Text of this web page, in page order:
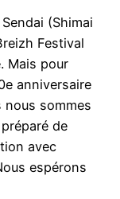
(Shimai
Festival
Mais pour
anniversaire
nous sommes
de
avec
espérons